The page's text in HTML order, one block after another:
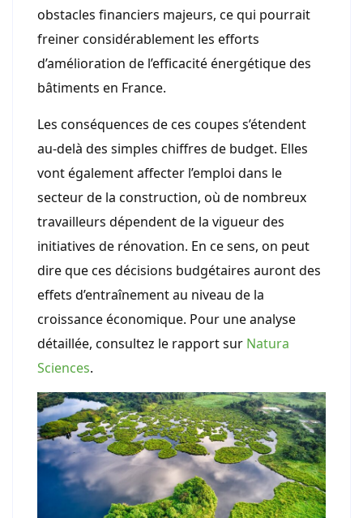
obstacles financiers majeurs, ce qui pourrait
freiner considérablement les efforts
d’amélioration de l’efficacité énergétique des
bâtiments en France.
Les conséquences de ces coupes s’étendent
au-delà des simples chiffres de budget. Elles
vont également affecter l’emploi dans le
secteur de la construction, où de nombreux
travailleurs dépendent de la vigueur des
initiatives de rénovation. En ce sens, on peut
dire que ces décisions budgétaires auront des
effets d’entraînement au niveau de la
croissance économique. Pour une analyse
détaillée, consultez le rapport sur Natura
Sciences.